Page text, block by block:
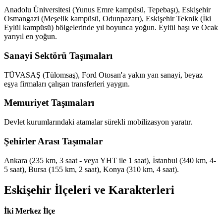
Anadolu Üniversitesi (Yunus Emre kampüsü, Tepebaşı), Eskişehir
Osmangazi (Meşelik kampüsü, Odunpazarı), Eskişehir Teknik (İki
Eylül kampüsü) bölgelerinde yıl boyunca yoğun. Eylül başı ve Ocak
yarıyıl en yoğun.
Sanayi Sektörü Taşımaları
TÜVASAŞ (Tülomsaş), Ford Otosan'a yakın yan sanayi, beyaz
eşya firmaları çalışan transferleri yaygın.
Memuriyet Taşımaları
Devlet kurumlarındaki atamalar sürekli mobilizasyon yaratır.
Şehirler Arası Taşımalar
Ankara (235 km, 3 saat - veya YHT ile 1 saat), İstanbul (340 km, 4-
5 saat), Bursa (155 km, 2 saat), Konya (310 km, 4 saat).
Eskişehir İlçeleri ve Karakterleri
İki Merkez İlçe